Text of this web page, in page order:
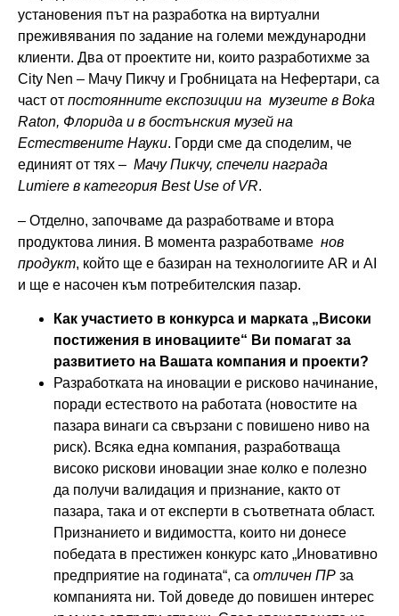
установения път на разработка на виртуални
преживявания по задание на големи международни
клиенти. Два от проектите ни, които разработихме за
City Nen – Мачу Пикчу и Гробницата на Нефертари, са
част от постоянните експозиции на музеите в Boka
Raton, Флорида и в бостънския музей на
Естествените Науки. Горди сме да споделим, че
единият от тях – Мачу Пикчу, спечели награда
Lumiere в категория Best Use of VR.
– Отделно, започваме да разработваме и втора
продуктова линия. В момента разработваме нов
продукт, който ще е базиран на технологиите AR и AI
и ще е насочен към потребителския пазар.
Как участието в конкурса и марката „Високи
постижения в иновациите“ Ви помагат за
развитието на Вашата компания и проекти?
Разработката на иновации е рисково начинание,
поради естеството на работата (новостите на
пазара винаги са свързани с повишено ниво на
риск). Всяка една компания, разработваща
високо рискови иновации знае колко е полезно
да получи валидация и признание, както от
пазара, така и от експерти в съответната област.
Признанието и видимостта, които ни донесе
победата в престижен конкурс като „Иновативно
предприятие на годината“, са отличен ПР за
компанията ни. Той доведе до повишен интерес